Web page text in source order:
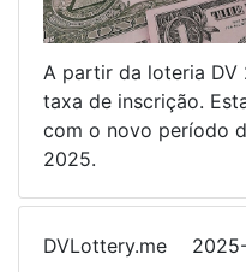
A partir da loteria DV
taxa de inscrição.
com o novo período
2025.
DVLottery.me